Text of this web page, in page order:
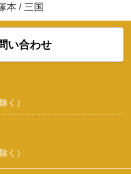
本 / 三国
い合わせ
く）
く）